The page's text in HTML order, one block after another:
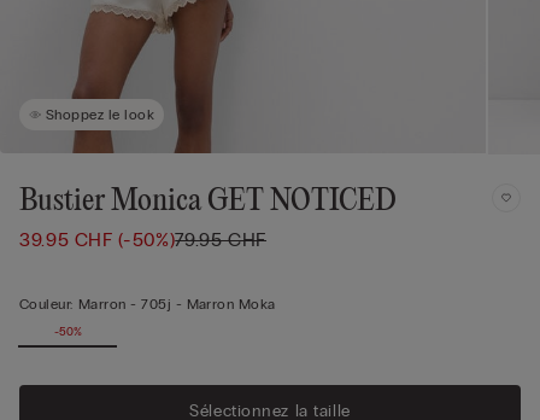
Shoppez le look
Bustier Monica GET NOTICED
39.95 CHF(-50%)79.95 CHF
Couleur: Marron -705j - Marron Moka
-50%
Sélectionnez la taille